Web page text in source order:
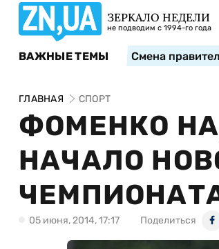
ЗЕРКАЛО НЕДЕЛИ
не подводим с 1994-го года
ВАЖНЫЕ ТЕМЫ Смена
ГЛАВНАЯ СПОРТ
ФОМЕНКО
НАЧАЛО
05 июня, 2014, 17:17 Поделиться